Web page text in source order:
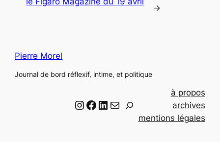
→
Pierre Morel
Journal de bord réflexif, intime, et politique
Instagram Facebook LinkedIn Email
à propos
archives
mentions légales